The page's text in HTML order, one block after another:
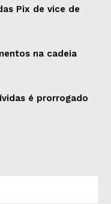
Pix de vice de
na cadeia
é prorrogado